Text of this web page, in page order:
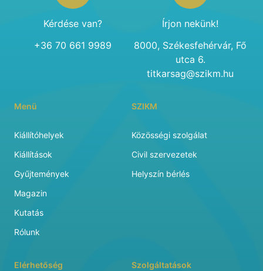
Kérdése van?
+36 70 661 9989
Írjon nekünk!
8000, Székesfehérvár, Fő
utca 6.
titkarsag@szikm.hu
Menü
Kiállítóhelyek
Kiállítások
Gyűjtemények
Magazin
Kutatás
Rólunk
SZIKM
Közösségi szolgálat
Civil szervezetek
Helyszín bérlés
Elérhetőség Szolgáltatások